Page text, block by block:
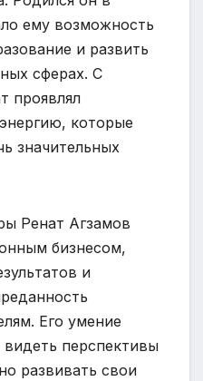
ему возможность
и развить
сферах. С
проявлял
которые
значительных
Ренат Агзамов
бизнесом,
и
Его умение
перспективы
развивать свои